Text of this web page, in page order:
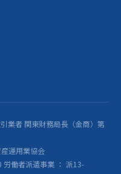
業者 関東財務局長（金商）第
運用業協会
働者派遣事業 ： 派13-